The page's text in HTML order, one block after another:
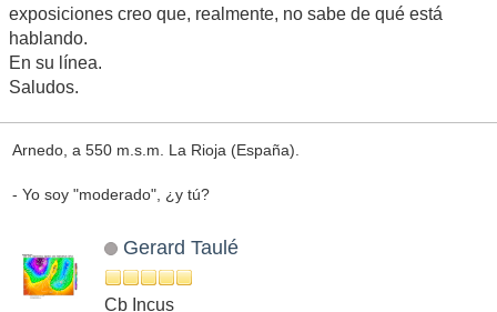
exposiciones creo que, realmente, no sabe de qué está
hablando.
En su línea.
Saludos.
Arnedo, a 550 m.s.m. La Rioja (España).
- Yo soy "moderado", ¿y tú?
Gerard Taulé
Cb Incus